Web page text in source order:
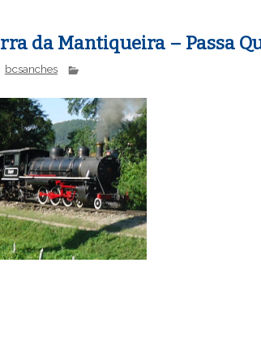
da Mantiqueira – Passa
bcsanches